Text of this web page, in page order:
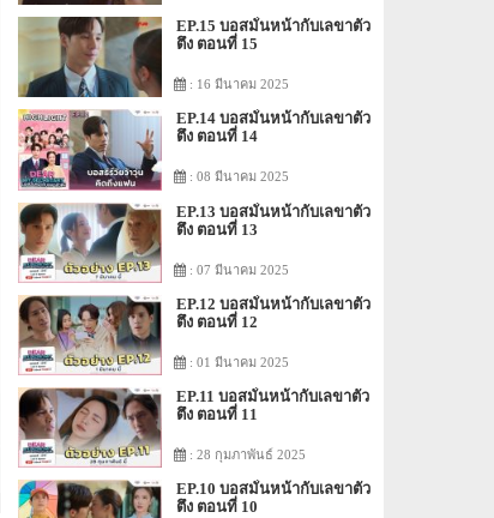
EP.15 บอสมั่นหน้ากับเลขาตัว
ตึง ตอนที่ 15
: 16 มีนาคม 2025
EP.14 บอสมั่นหน้ากับเลขาตัว
ตึง ตอนที่ 14
: 08 มีนาคม 2025
EP.13 บอสมั่นหน้ากับเลขาตัว
ตึง ตอนที่ 13
: 07 มีนาคม 2025
EP.12 บอสมั่นหน้ากับเลขาตัว
ตึง ตอนที่ 12
: 01 มีนาคม 2025
EP.11 บอสมั่นหน้ากับเลขาตัว
ตึง ตอนที่ 11
: 28 กุมภาพันธ์ 2025
EP.10 บอสมั่นหน้ากับเลขาตัว
ตึง ตอนที่ 10